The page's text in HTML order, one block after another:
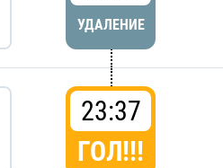
УДАЛЕНИЕ
23:37
ГОЛ!!!